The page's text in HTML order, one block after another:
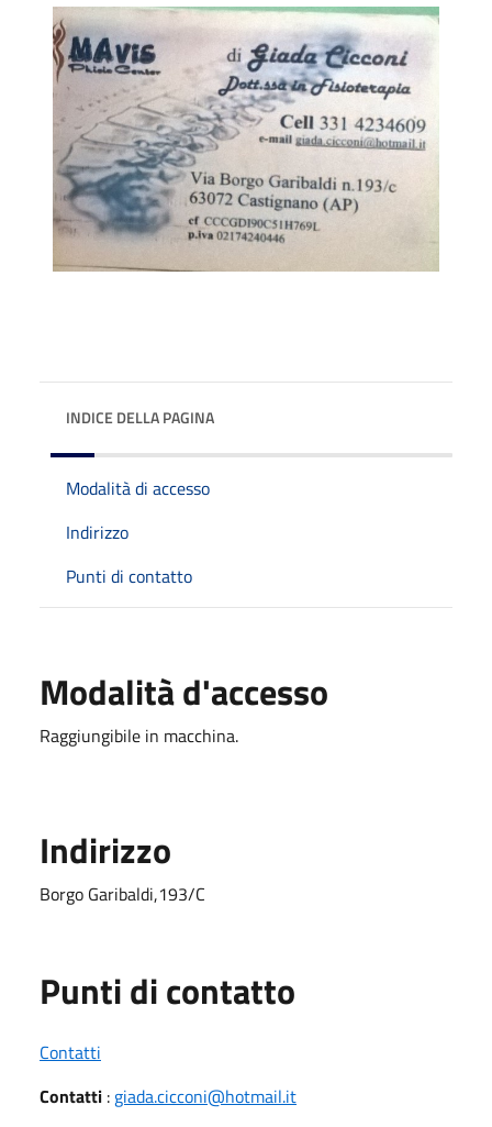
INDICE DELLA PAGINA
Modalità di accesso
Indirizzo
Punti di contatto
Modalità d'accesso
Raggiungibile in macchina.
Indirizzo
Borgo Garibaldi,193/C
Punti di contatto
Contatti
Contatti : giada.cicconi@hotmail.it